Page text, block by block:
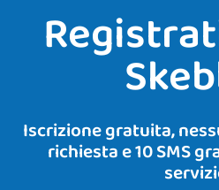
Iscrizione gratuita,
richiesta e 10 SMS